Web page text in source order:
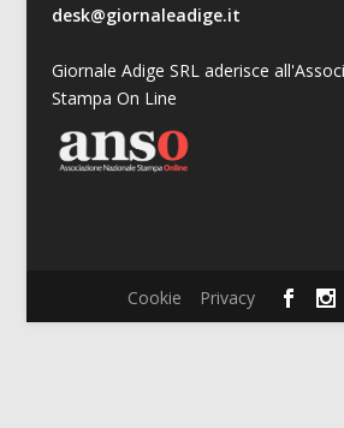
desk@giornaleadige.it
Giornale Adige SRL aderisce
Stampa On Line
Cookie Privacy